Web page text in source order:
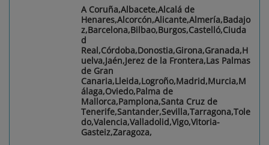
A Coruña,Albacete,Alcalá de
Henares,Alcorcón,Alicante,Almería,Badajo
z,Barcelona,Bilbao,Burgos,Castelló,Ciuda
d
Real,Córdoba,Donostia,Girona,Granada,H
uelva,Jaén,Jerez de la Frontera,Las Palmas
de Gran
Canaria,Lleida,Logroño,Madrid,Murcia,M
álaga,Oviedo,Palma de
Mallorca,Pamplona,Santa Cruz de
Tenerife,Santander,Sevilla,Tarragona,Tole
do,Valencia,Valladolid,Vigo,Vitoria-
Gasteiz,Zaragoza,